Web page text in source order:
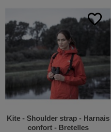
favorite_border
Kite - Shoulder strap - Harnais
confort - Bretelles